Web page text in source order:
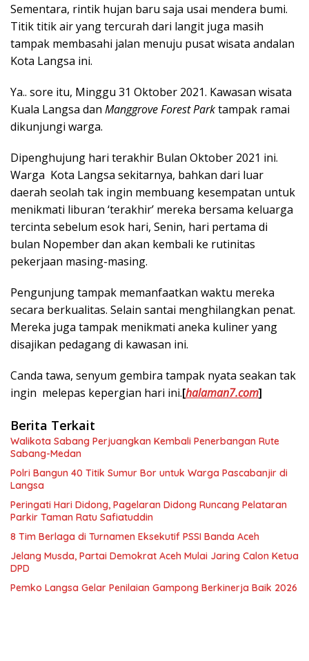
Sementara, rintik hujan baru saja usai mendera bumi.
Titik titik air yang tercurah dari langit juga masih
tampak membasahi jalan menuju pusat wisata andalan
Kota Langsa ini.
Ya.. sore itu, Minggu 31 Oktober 2021. Kawasan wisata
Kuala Langsa dan Manggrove Forest Parktampak ramai
dikunjungi warga.
Dipenghujung hari terakhir Bulan Oktober 2021 ini.
Warga Kota Langsa sekitarnya, bahkan dari luar
daerah seolah tak ingin membuang kesempatan untuk
menikmati liburan ‘terakhir’ mereka bersama keluarga
tercinta sebelum esok hari, Senin, hari pertama di
bulan Nopember dan akan kembali ke rutinitas
pekerjaan masing-masing.
Pengunjung tampak memanfaatkan waktu mereka
secara berkualitas. Selain santai menghilangkan penat.
Mereka juga tampak menikmati aneka kuliner yang
disajikan pedagang di kawasan ini.
Canda tawa, senyum gembira tampak nyata seakan tak
ingin melepas kepergian hari ini.[halaman7.com]
Berita Terkait
Walikota Sabang Perjuangkan Kembali Penerbangan Rute
Sabang-Medan
Polri Bangun 40 Titik Sumur Bor untuk Warga Pascabanjir di
Langsa
Peringati Hari Didong, Pagelaran Didong Runcang Pelataran
Parkir Taman Ratu Safiatuddin
8 Tim Berlaga di Turnamen Eksekutif PSSI Banda Aceh
Jelang Musda, Partai Demokrat Aceh Mulai Jaring Calon Ketua
DPD
Pemko Langsa Gelar Penilaian Gampong Berkinerja Baik 2026